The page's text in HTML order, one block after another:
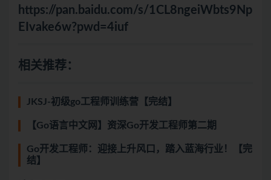
https://pan.baidu.com/s/1CL8ngeiWbts9Np
EIvake6w?pwd=4iuf
相关推荐：
JKSJ-初级go工程师训练营【完结】
【Go语言中文网】资深Go开发工程师第二期
Go开发工程师：迎接上升风口，踏入蓝海行业！【完
结】